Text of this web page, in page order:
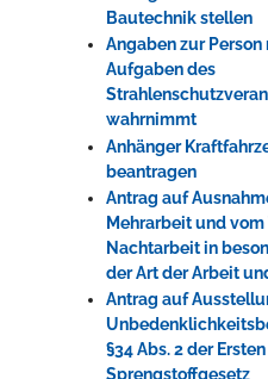
Bautechnik stellen
Angaben zur
Aufgaben des
wahrnimmt
Anhänger
beantragen
Antrag auf
Mehrarbeit und
Nachtarbeit in
der Art der Arbeit
Antrag auf
§34 Abs. 2 der
Sprengstoffgesetz